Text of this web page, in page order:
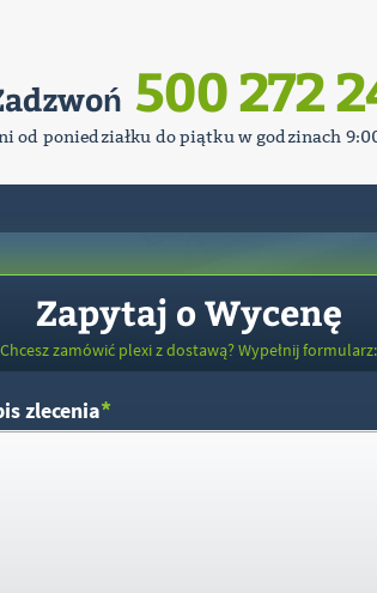
500 272
od poniedziałku do piątku w godzinach
Zapytaj o Wycenę
Chcesz zamówić plexi z dostawą? Wypełnij formularz:
zlecenia*